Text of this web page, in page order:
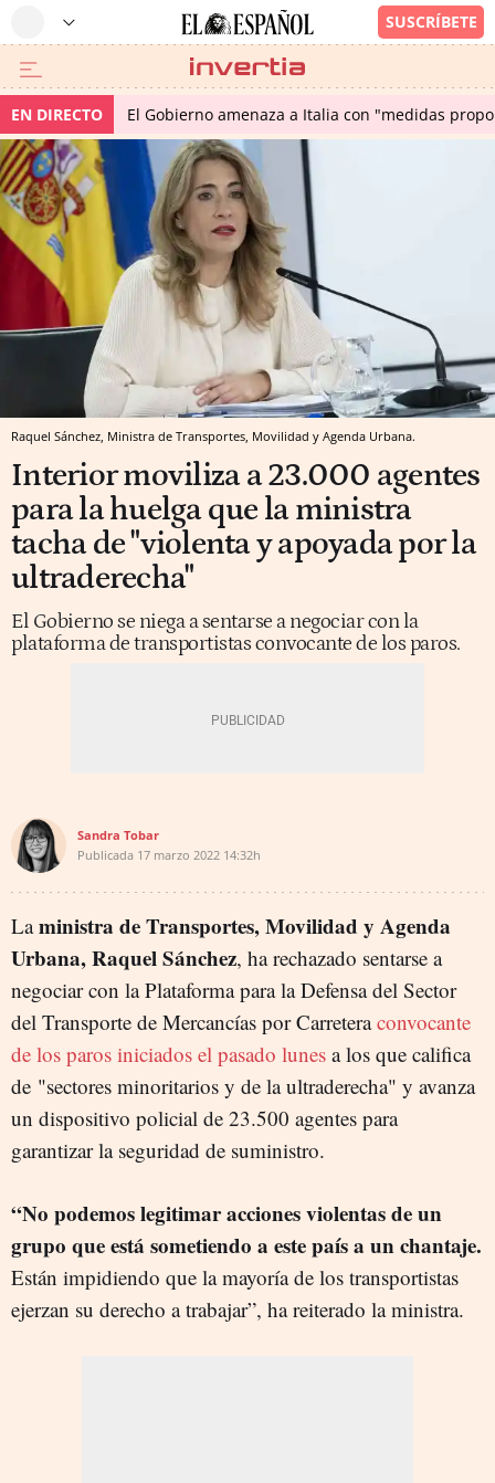
EN DIRECTO El Gobierno amenaza a Italia con "medidas
Raquel Sánchez, Ministra de Transportes, Movilidad y Agenda Urbana.
Interior moviliza a 23.000 agentes
para la huelga que la ministra
tacha de "violenta y apoyada por la
ultraderecha"
El Gobierno se niega a sentarse a negociar con la
plataforma de transportistas convocante de los paros.
Sandra Tobar
Publicada 17 marzo 2022 14:32h
Laministra de Transportes, Movilidad y Agenda
Urbana, Raquel Sánchez, ha rechazado sentarse a
negociar con la Plataforma para la Defensa del Sector
del Transporte de Mercancías por Carreteraconvocante
de los paros iniciados el pasado lunes a los que califica
de "sectores minoritarios y de la ultraderecha" y avanza
un dispositivo policial de 23.500 agentes para
garantizar la seguridad de suministro.
“No podemos legitimar acciones violentas de un
grupo que está sometiendo a este país a un chantaje.
Están impidiendo que la mayoría de los transportistas
ejerzan su derecho a trabajar”, ha reiterado la ministra.